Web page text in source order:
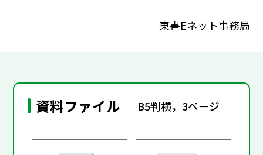
東書Eネット事務局
資料ファイル B5判横，3ページ